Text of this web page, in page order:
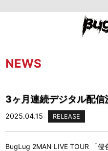
NEWS
3ヶ月連続デジタル配信
2025.04.15 RELEASE
BugLug 2MAN LIVE TOUR 「侵